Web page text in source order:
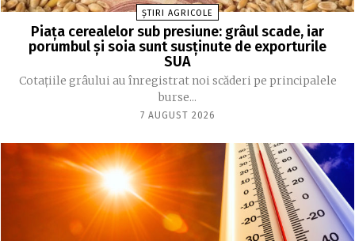
ȘTIRI AGRICOLE
Piața cerealelor sub presiune: grâul scade, iar
porumbul și soia sunt susținute de exporturile
SUA
Cotațiile grâului au înregistrat noi scăderi pe principalele
burse...
7 AUGUST 2026